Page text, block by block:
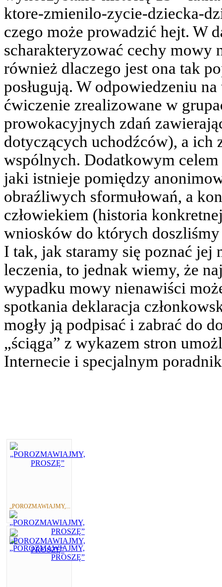
ktore-zmienilo-zycie-dziecka-
czego może prowadzić hejt. W
scharakteryzować cechy mowy
również dlaczego jest ona tak
posługują. W odpowiedzeniu
ćwiczenie zrealizowane w
prowokacyjnych zdań
dotyczących uchodźców), a ich
wspólnych. Dodatkowym celem
jaki istnieje pomiędzy
obraźliwych sformułowań, a
człowiekiem (historia
wniosków do których doszliśmy
I tak, jak staramy się poznać
leczenia, to jednak wiemy, że
wypadku mowy nienawiści
spotkania deklaracja
mogły ją podpisać i zabrać do
„ściąga” z wykazem stron
Internecie i specjalnym
„POROZMAWIAJMY,...